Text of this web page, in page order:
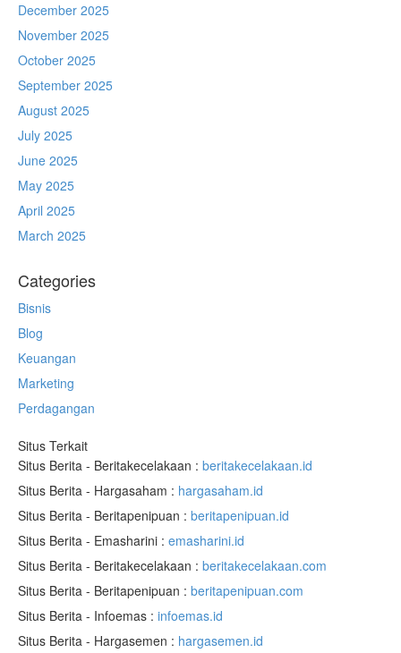
December 2025
November 2025
October 2025
September 2025
August 2025
July 2025
June 2025
May 2025
April 2025
March 2025
Categories
Bisnis
Blog
Keuangan
Marketing
Perdagangan
Situs Terkait
Situs Berita - Beritakecelakaan : beritakecelakaan.id
Situs Berita - Hargasaham : hargasaham.id
Situs Berita - Beritapenipuan : beritapenipuan.id
Situs Berita - Emasharini : emasharini.id
Situs Berita - Beritakecelakaan : beritakecelakaan.com
Situs Berita - Beritapenipuan : beritapenipuan.com
Situs Berita - Infoemas : infoemas.id
Situs Berita - Hargasemen : hargasemen.id